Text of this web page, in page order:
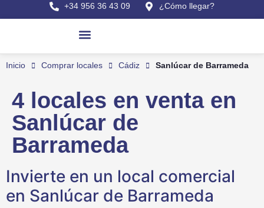
+34 956 36 43 09 ¿Cómo llegar?
Inicio Comprar locales Cádiz Sanlúcar de Barrameda
4 locales en venta en
Sanlúcar de
Barrameda
Invierte en un local comercial
en Sanlúcar de Barrameda